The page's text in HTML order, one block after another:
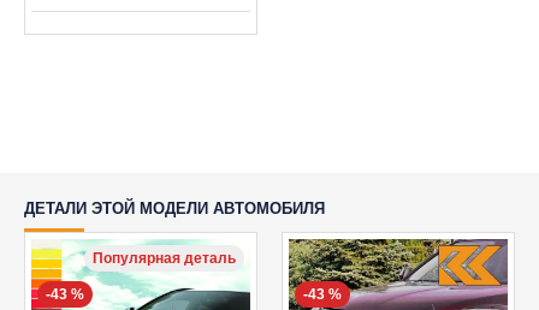
ДЕТАЛИ ЭТОЙ МОДЕЛИ АВТОМОБИЛЯ
Популярная деталь
-43 % -43 %